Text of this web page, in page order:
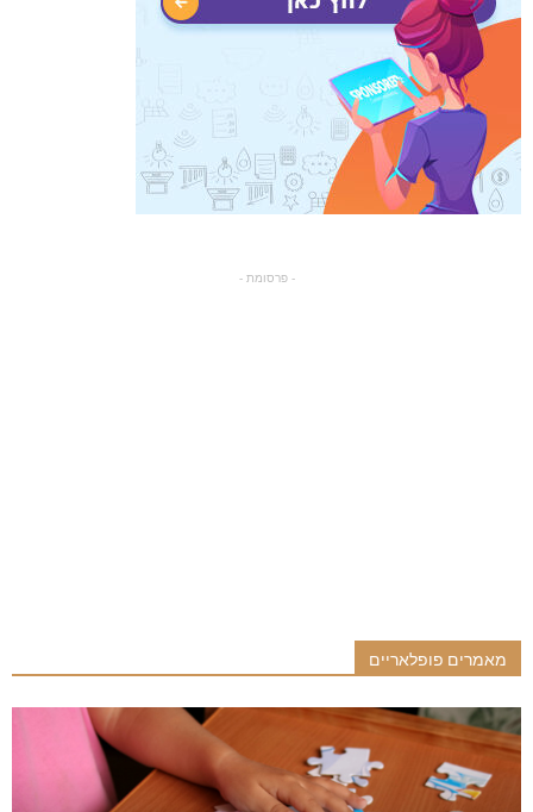
- פרסומת -
מאמרים פופלאריים